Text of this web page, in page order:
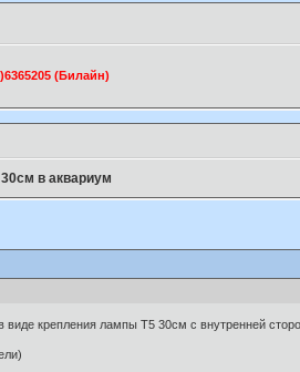
(Билайн)
в аквариум
виде крепления лампы Т5 30см с внутренней